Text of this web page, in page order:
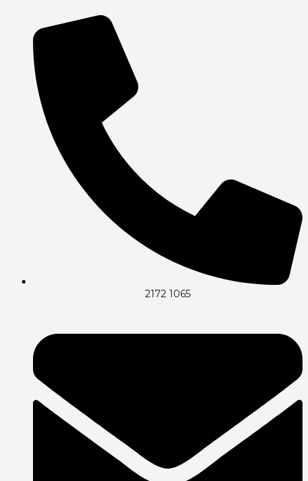
indholdet
2172 1065